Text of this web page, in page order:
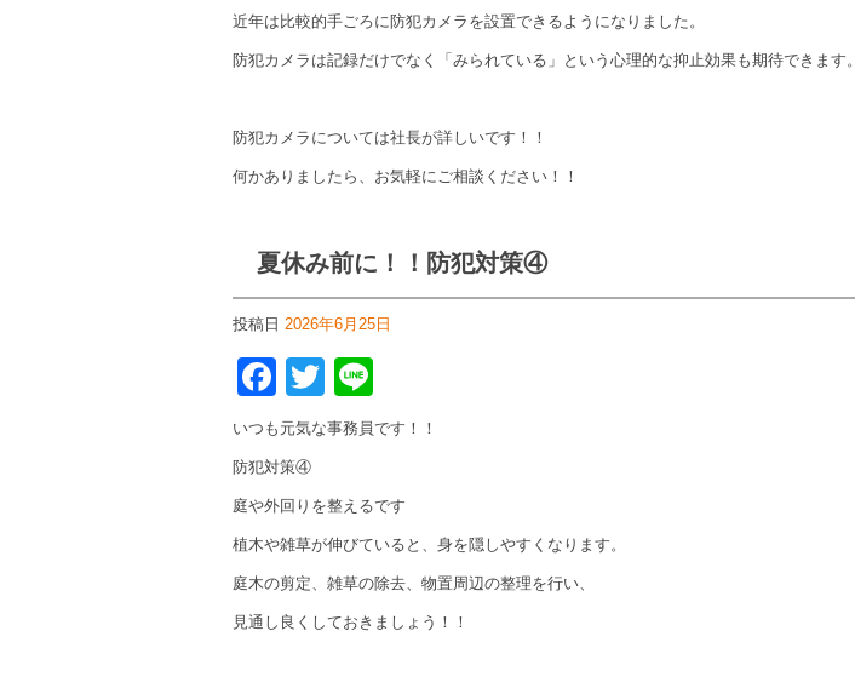
近年は比較的手ごろに防犯カメラを設置できるようになりました。
防犯カメラは記録だけでなく「みられている」という心理的な抑止効果も期待できます。
防犯カメラについては社長が詳しいです！！
何かありましたら、お気軽にご相談ください！！
夏休み前に！！防犯対策④
投稿日 2026年6月25日
Facebook
Twitter
いつも元気な事務員です！！
防犯対策④
庭や外回りを整えるです
植木や雑草が伸びていると、身を隠しやすくなります。
庭木の剪定、雑草の除去、物置周辺の整理を行い、
見通し良くしておきましょう！！